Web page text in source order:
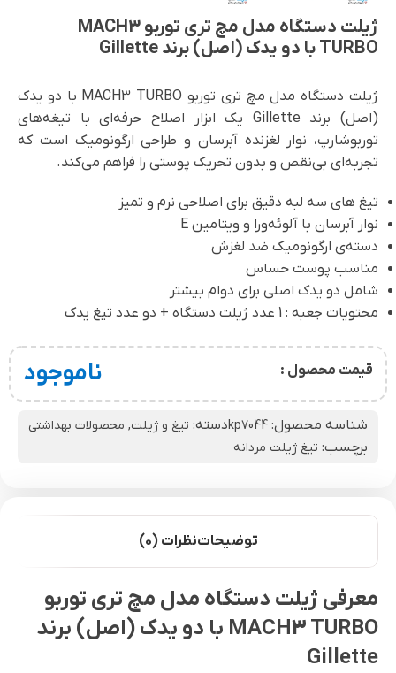
ژیلت دستگاه مدل مچ تری توربو MACH3
TURBO با دو یدک (اصل) برند Gillette
ژیلت دستگاه مدل مچ تری توربو MACH3 TURBO با دو یدک
(اصل) برند Gillette یک ابزار اصلاح حرفه‌ای با تیغه‌های
توربوشارپ، نوار لغزنده آبرسان و طراحی ارگونومیک است که
تجربه‌ای بی‌نقص و بدون تحریک پوستی را فراهم می‌کند.
تیغ های سه لبه دقیق برای اصلاحی نرم و تمیز
نوار آبرسان با آلوئه‌ورا و ویتامین E
دسته‌ی ارگونومیک ضد لغزش
مناسب پوست حساس
شامل دو یدک اصلی برای دوام بیشتر
محتویات جعبه : 1 عدد ژیلت دستگاه + دو عدد تیغ یدک
قیمت محصول : ناموجود
شناسه محصول: kp7044دسته: تیغ و ژیلت, محصولات بهداشتی
برچسب: تیغ ژیلت مردانه
توضیحاتنظرات (0)
معرفی ژیلت دستگاه مدل مچ تری توربو
MACH3 TURBO با دو یدک (اصل) برند
Gillette